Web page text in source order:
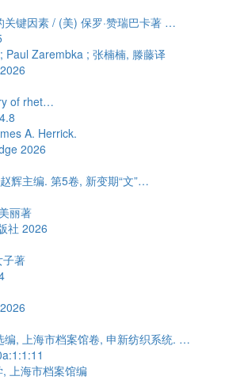
关键因素 / (美) 保罗·赞瑞巴卡著 …
Paul Zarembka ; 张楠楠, 滕藤译
of rhet…
A. Herrick.
2026
辉主编. 第5卷, 新变期“文”…
丽著
社 2026
子著
编, 上海市档案馆卷, 申新纺织系统. …
上海市档案馆编